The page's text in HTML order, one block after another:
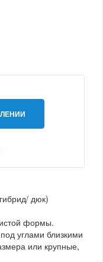
дюк)
формы.
углами близкими
или крупные,